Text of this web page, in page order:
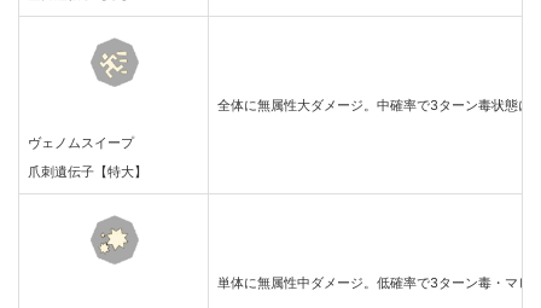
ヴェノムスイープ
爪刺遺伝子【特大】
全体に無属性大ダメージ。中確率で3ターン毒状態に
単体に無属性中ダメージ。低確率で3ターン毒・マヒ